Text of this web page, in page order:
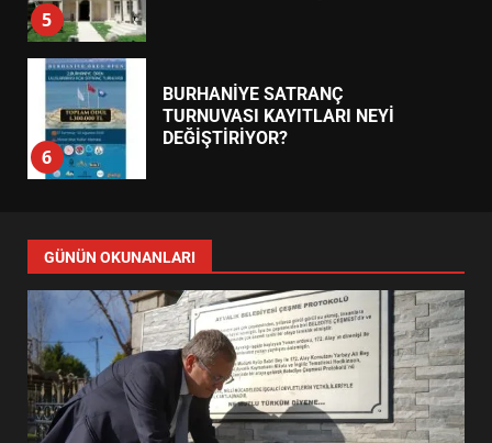
5
6
BURHANİYE SATRANÇ
TURNUVASI KAYITLARI NEYİ
DEĞİŞTİRİYOR?
7
YENİ YÖNETİM NASIL
ŞEKİLLENDİ?
1
AYVALIK SU MİRASI İÇİN
HAREKETE GEÇİYOR: GÖZLER
BULUŞMADA
GÜNÜN OKUNANLARI